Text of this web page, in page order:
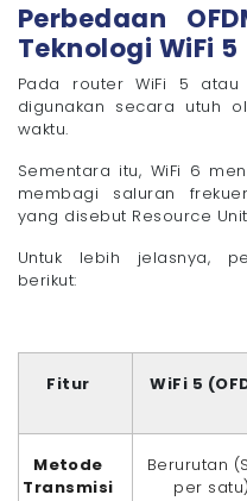
Perbedaan
Teknologi WiFi 5
Pada router WiFi 5 atau
digunakan secara utuh
waktu.
Sementara itu, WiFi 6
membagi saluran
yang disebut Resource
Untuk lebih jelasnya,
berikut:
Fitur WiFi 5
Metode
Transmisi
Berurutan
per satu)